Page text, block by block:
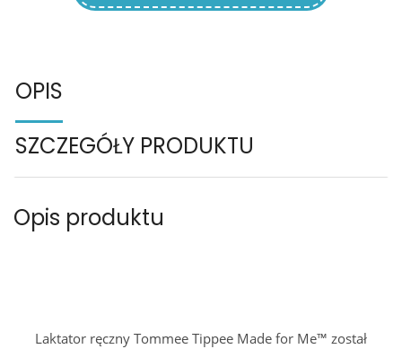
OPIS
SZCZEGÓŁY PRODUKTU
Opis produktu
Laktator ręczny Tommee Tippee Made for Me™ został